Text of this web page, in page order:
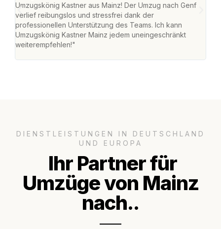
Umzugskönig Kastner aus Mainz! Der Umzug nach Genf
verlief reibungslos und stressfrei dank der
professionellen Unterstützung des Teams. Ich kann
Umzugskönig Kastner Mainz jedem uneingeschränkt
weiterempfehlen!"
DIENSTLEISTUNGEN IN DEUTSCHLAND
UND EUROPA
Ihr Partner für
Umzüge von Mainz
nach..